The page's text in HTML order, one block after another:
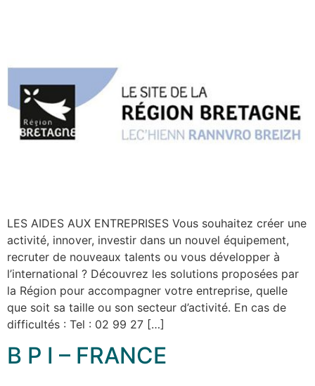
LES AIDES AUX ENTREPRISES Vous souhaitez créer une
activité, innover, investir dans un nouvel équipement,
recruter de nouveaux talents ou vous développer à
l’international ? Découvrez les solutions proposées par
la Région pour accompagner votre entreprise, quelle
que soit sa taille ou son secteur d’activité. En cas de
difficultés : Tel : 02 99 27 […]
B P I – FRANCE